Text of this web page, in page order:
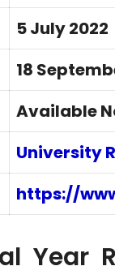
5 July 2022
18
Available
University
https://
Year